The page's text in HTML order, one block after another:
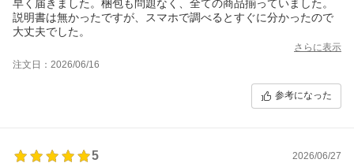
早く届きました。梱包も問題なく、全ての商品揃っていました。
説明書は無かったですが、スマホで調べるとすぐに分かったので
大丈夫でした。
さらに表示
注文日：2026/06/16
参考になった
5
2026/06/27